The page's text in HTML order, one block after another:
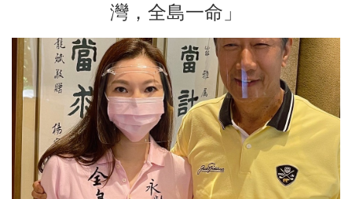
灣，全島一命」